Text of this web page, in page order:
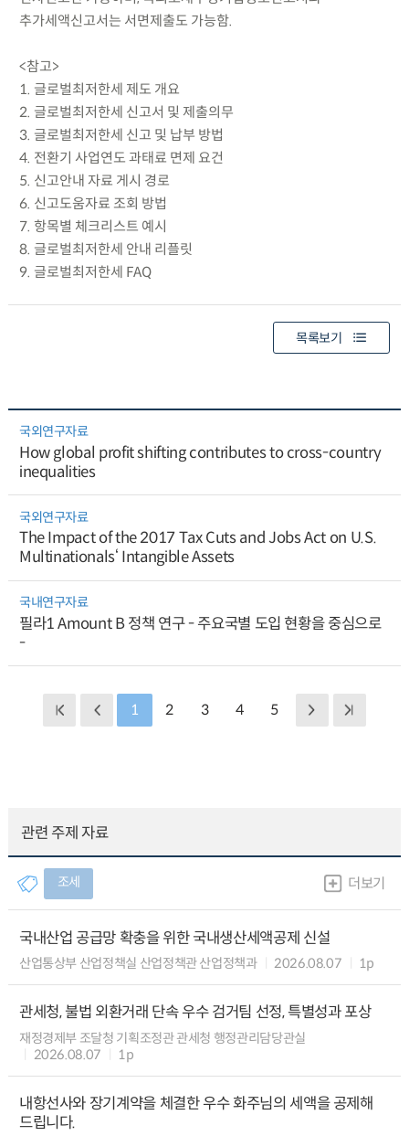
추가세액신고서는 서면제출도 가능함.
<참고>
1. 글로벌최저한세 제도 개요
2. 글로벌최저한세 신고서 및 제출의무
3. 글로벌최저한세 신고 및 납부 방법
4. 전환기 사업연도 과태료 면제 요건
5. 신고안내 자료 게시 경로
6. 신고도움자료 조회 방법
7. 항목별 체크리스트 예시
8. 글로벌최저한세 안내 리플릿
9. 글로벌최저한세 FAQ
목록보기
국외연구자료
How global profit shifting contributes to cross-country
inequalities
국외연구자료
The Impact of the 2017 Tax Cuts and Jobs Act on U.S.
Multinationals‘ Intangible Assets
국내연구자료
필라1 Amount B 정책 연구 - 주요국별 도입 현황을 중심으로
-
1 2 3 4 5
관련 주제 자료
조세 더보기
국내산업 공급망 확충을 위한 국내생산세액공제 신설
산업통상부 산업정책실 산업정책관 산업정책과 2026.08.07 1p
관세청, 불법 외환거래 단속 우수 검거팀 선정, 특별성과 포상
재정경제부 조달청 기획조정관 관세청 행정관리담당관실
2026.08.07
1p
내항선사와 장기계약을 체결한 우수 화주님의 세액을 공제해
드립니다.